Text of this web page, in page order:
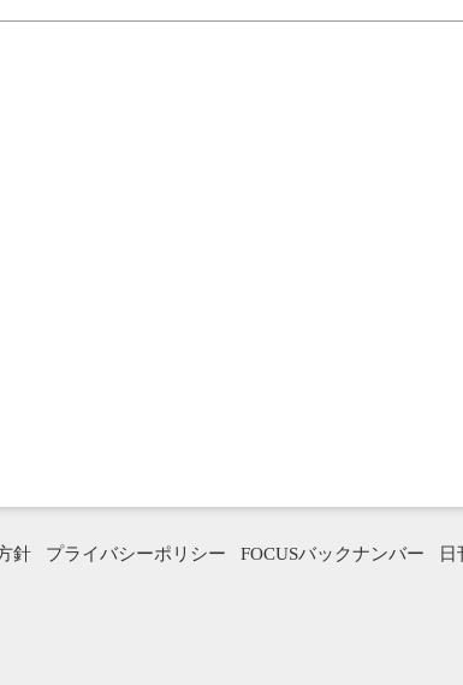
針 プライバシーポリシー FOCUSバックナンバー